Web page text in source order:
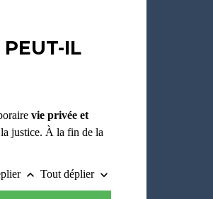
PEUT-IL
vie privée et
justice. À la fin de la
keyboard_arrow_up Tout déplier keyboard_arrow_down